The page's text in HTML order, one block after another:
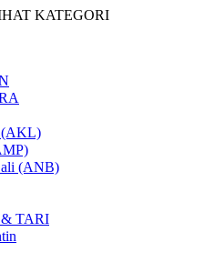
KATEGORI
(ANB)
TARI